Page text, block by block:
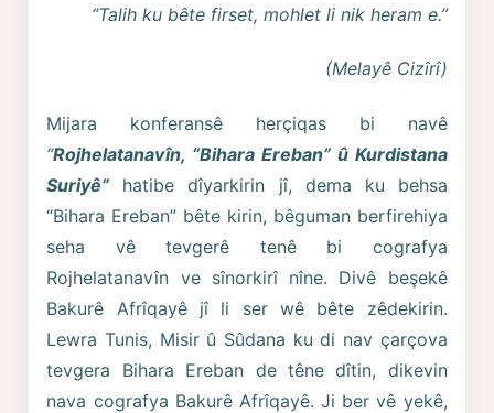
“Talih ku bête firset, mohlet li nik heram e.”
(Melayê Cizîrî)
Mijara konferansê herçiqas bi navê
“Rojhelatanavîn, “Bihara Ereban” û Kurdistana
Suriyê” hatibe dîyarkirin jî, dema ku behsa
“Bihara Ereban” bête kirin, bêguman berfirehiya
seha vê tevgerê tenê bi cografya
Rojhelatanavîn ve sînorkirî nîne. Divê beşekê
Bakurê Afrîqayê jî li ser wê bête zêdekirin.
Lewra Tunis, Misir û Sûdana ku di nav çarçova
tevgera Bihara Ereban de têne dîtin, dikevin
nava cografya Bakurê Afrîqayê. Ji ber vê yekê,